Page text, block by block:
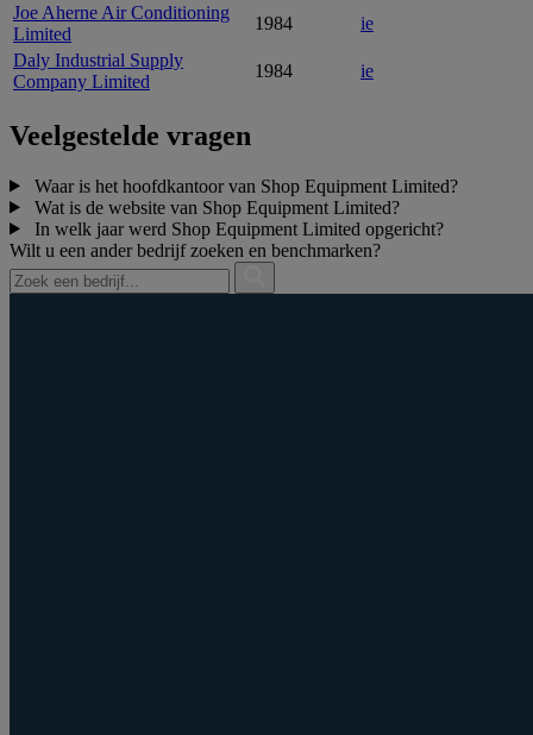
Joe Aherne Air Conditioning
Limited
1984
ie
Daly Industrial Supply
Company Limited
1984 ie
Veelgestelde vragen
Waar is het hoofdkantoor van Shop Equipment Limited?
Wat is de website van Shop Equipment Limited?
In welk jaar werd Shop Equipment Limited opgericht?
Wilt u een ander bedrijf zoeken en benchmarken?